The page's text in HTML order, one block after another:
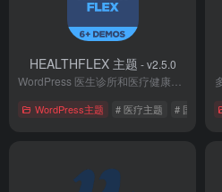
HEALTHFLEX 主题 - v2.5.0
WordPress主题 # 医疗主题 # 国外主题